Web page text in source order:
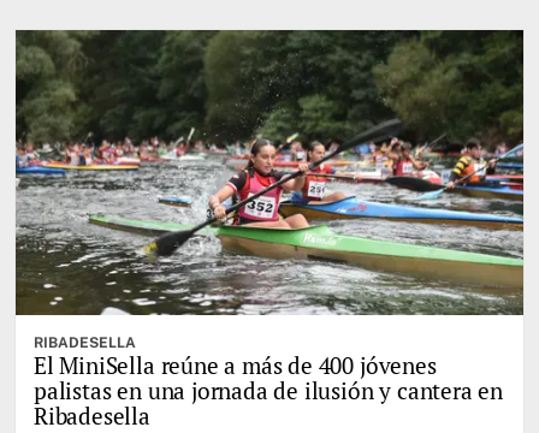
RIBADESELLA
El MiniSella reúne a más de 400 jóvenes
palistas en una jornada de ilusión y cantera en
Ribadesella